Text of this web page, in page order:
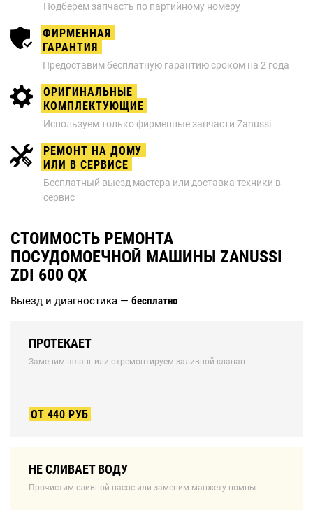
Подберем запчасть по партийному номеру
ФИРМЕННАЯ
ГАРАНТИЯ
Предоставим бесплатную гарантию сроком на 2 года
ОРИГИНАЛЬНЫЕ
КОМПЛЕКТУЮЩИЕ
Используем только фирменные запчасти Zanussi
РЕМОНТ НА ДОМУ
ИЛИ В СЕРВИСЕ
Бесплатный выезд мастера или доставка техники в
сервис
СТОИМОСТЬ РЕМОНТА
ПОСУДОМОЕЧНОЙ МАШИНЫ ZANUSSI
ZDI 600 QX
Выезд и диагностика — бесплатно
ПРОТЕКАЕТ
Заменим шланг или отремонтируем заливной клапан
ОТ 440 РУБ
НЕ СЛИВАЕТ ВОДУ
Прочистим сливной насос или заменим манжету помпы